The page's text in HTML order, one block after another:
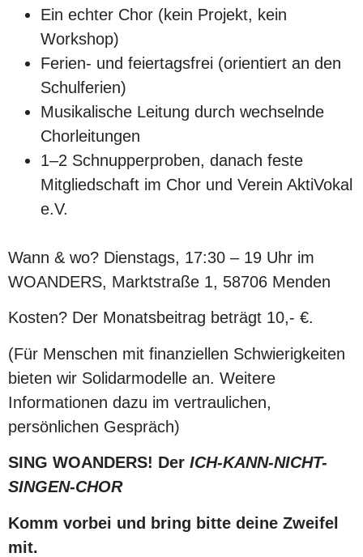
Ein echter Chor (kein Projekt, kein
Workshop)
Ferien- und feiertagsfrei (orientiert an den
Schulferien)
Musikalische Leitung durch wechselnde
Chorleitungen
1–2 Schnupperproben, danach feste
Mitgliedschaft im Chor und Verein AktiVokal
e.V.
Wann & wo? Dienstags, 17:30 – 19 Uhr im
WOANDERS, Marktstraße 1, 58706 Menden
Kosten? Der Monatsbeitrag beträgt 10,- €.
(Für Menschen mit finanziellen Schwierigkeiten
bieten wir Solidarmodelle an. Weitere
Informationen dazu im vertraulichen,
persönlichen Gespräch)
SING WOANDERS! Der ICH-KANN-NICHT-
SINGEN-CHOR
Komm vorbei und bring bitte deine Zweifel
mit.